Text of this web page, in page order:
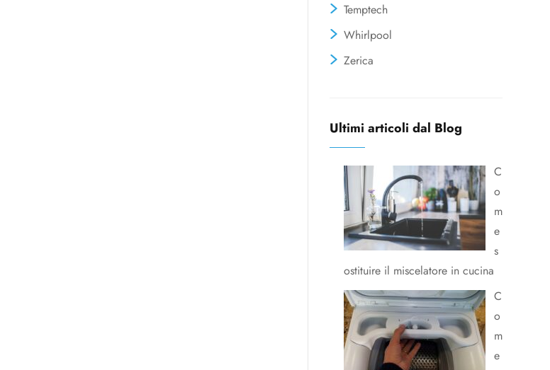
Temptech
Whirlpool
Zerica
Ultimi articoli dal Blog
C
o
m
e
s
ostituire il miscelatore in cucina
C
o
m
e